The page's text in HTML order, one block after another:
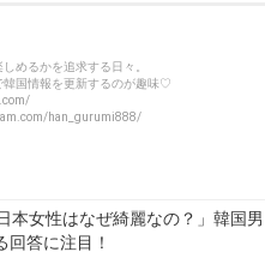
めるかを追求する日々。
韓国情報を更新するのが趣味♡
han_gurumi888/
本女性はなぜ綺麗なの？」韓国男
回答に注目！